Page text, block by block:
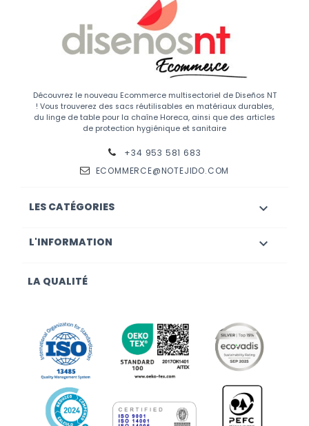
Découvrez le nouveau Ecommerce multisectoriel de Diseños NT
! Vous trouverez des sacs réutilisables en matériaux durables,
du linge de table pour la chaîne Horeca, ainsi que des articles
de protection hygiénique et sanitaire
+34 953 581 683
ECOMMERCE@NOTEJIDO.COM
LES CATÉGORIES 
L'INFORMATION 
LA QUALITÉ